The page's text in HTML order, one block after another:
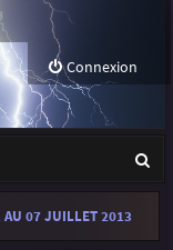
Connexion
e
AU 07 JUILLET 2013